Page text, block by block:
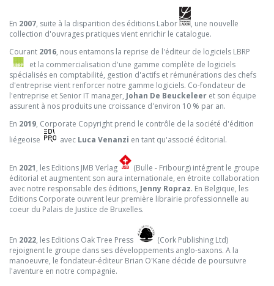
En 2007, suite à la disparition des éditions Labor
, une nouvelle
collection d'ouvrages pratiques vient enrichir le catalogue.
Courant 2016, nous entamons la reprise de l'éditeur de logiciels LBRP
et la commercialisation d'une gamme complète de logiciels
spécialisés en comptabilité, gestion d'actifs et rémunérations des chefs
d'entreprise vient renforcer notre gamme logiciels. Co-fondateur de
l'entreprise et Senior IT manager, Johan De Beuckeleer et son équipe
assurent à nos produits une croissance d'environ 10 % par an.
En 2019, Corporate Copyright prend le contrôle de la société d'édition
liégeoise
avec Luca Venanzi en tant qu'associé éditorial.
En 2021, les Editions JMB Verlag
(Bulle - Fribourg) intégrent le groupe
éditorial et augmentent son aura internationale, en étroite collaboration
avec notre responsable des éditions, Jenny Ropraz. En Belgique, les
Editions Corporate ouvrent leur première librairie professionnelle au
coeur du Palais de Justice de Bruxelles.
En 2022, les Editions Oak Tree Press
(Cork Publishing Ltd)
rejoignent le groupe dans ses développements anglo-saxons. A la
manoeuvre, le fondateur-éditeur Brian O'Kane décide de poursuivre
l'aventure en notre compagnie.